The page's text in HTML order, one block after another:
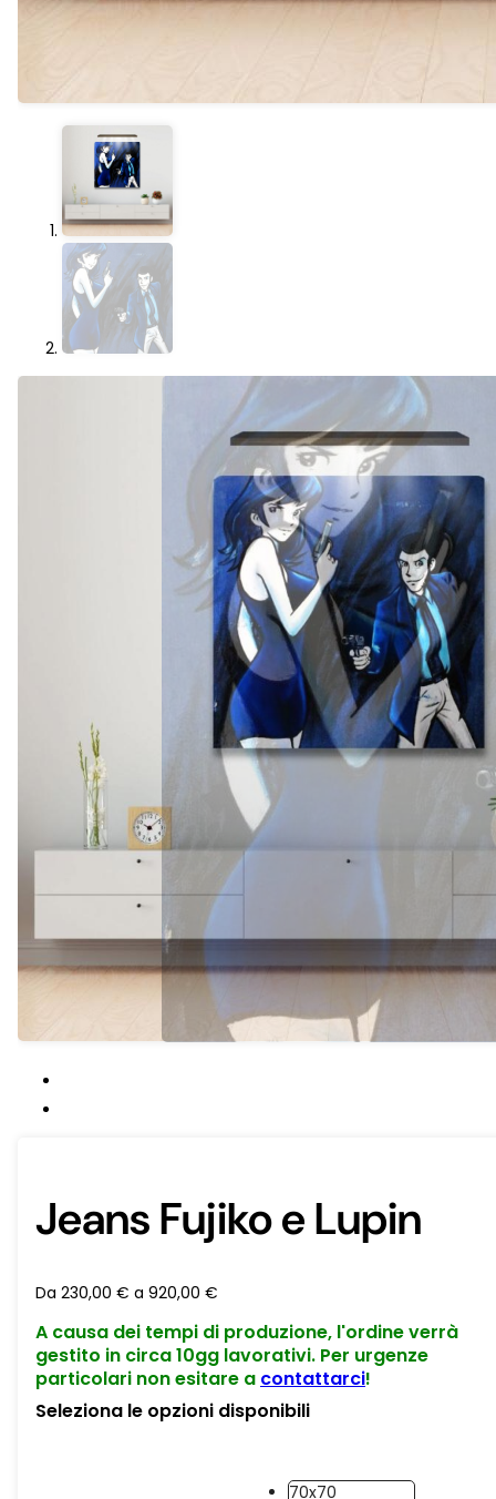
Jeans Fujiko e Lupin
Da 230,00 € a 920,00 €
A causa dei tempi di produzione, l'ordine verrà
gestito in circa 10gg lavorativi. Per urgenze
particolari non esitare a contattarci!
Seleziona le opzioni disponibili
70x70